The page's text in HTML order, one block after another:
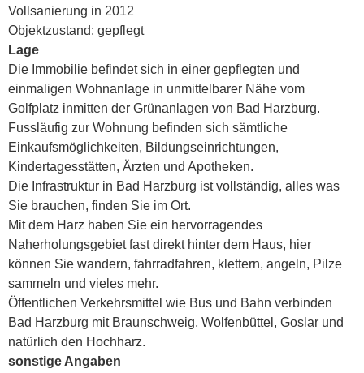
Vollsanierung in 2012
Objektzustand: gepflegt
Lage
Die Immobilie befindet sich in einer gepflegten und
einmaligen Wohnanlage in unmittelbarer Nähe vom
Golfplatz inmitten der Grünanlagen von Bad Harzburg.
Fussläufig zur Wohnung befinden sich sämtliche
Einkaufsmöglichkeiten, Bildungseinrichtungen,
Kindertagesstätten, Ärzten und Apotheken.
Die Infrastruktur in Bad Harzburg ist vollständig, alles was
Sie brauchen, finden Sie im Ort.
Mit dem Harz haben Sie ein hervorragendes
Naherholungsgebiet fast direkt hinter dem Haus, hier
können Sie wandern, fahrradfahren, klettern, angeln, Pilze
sammeln und vieles mehr.
Öffentlichen Verkehrsmittel wie Bus und Bahn verbinden
Bad Harzburg mit Braunschweig, Wolfenbüttel, Goslar und
natürlich den Hochharz.
sonstige Angaben